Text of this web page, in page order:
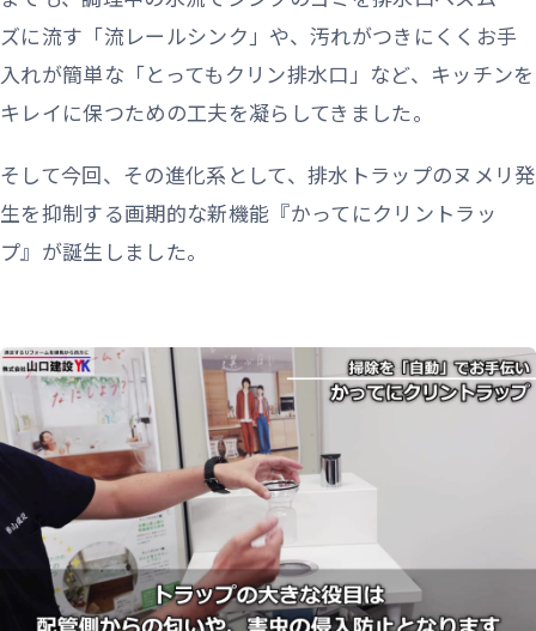
ズに流す「流レールシンク」や、汚れがつきにくくお手
入れが簡単な「とってもクリン排水口」など、キッチンを
キレイに保つための工夫を凝らしてきました。
そして今回、その進化系として、排水トラップのヌメリ発
生を抑制する画期的な新機能『かってにクリントラッ
プ』が誕生しました。